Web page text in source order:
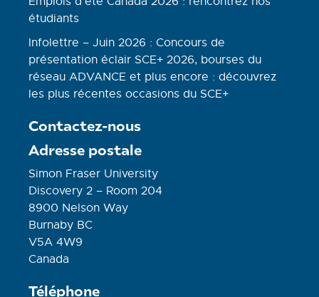
étudiants
Infolettre – Juin 2026 : Concours de
présentation éclair SCE+ 2026, bourses du
réseau ADVANCE et plus encore : découvrez
les plus récentes occasions du SCE+
Contactez-nous
Adresse postale
Simon Fraser University
Discovery 2 – Room 204
8900 Nelson Way
Burnaby BC
V5A 4W9
Canada
Téléphone